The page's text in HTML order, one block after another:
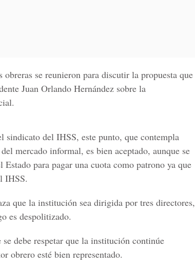
obreras se reunieron para discutir la propuesta que
Juan Orlando Hernández sobre la
sindicato del IHSS, este punto, que contempla
mercado informal, es bien aceptado, aunque se
para pagar una cuota como patrono ya que
IHSS.
que la institución sea dirigida por tres directores,
es despolitizado.
debe respetar que la institución continúe
obrero esté bien representado.